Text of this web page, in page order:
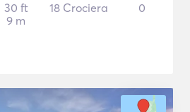
30 ft
9 m
18 Crociera 0